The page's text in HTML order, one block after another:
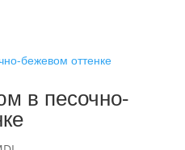
в песочно-